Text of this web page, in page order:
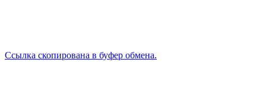
Ссылка скопирована в буфер обмена.